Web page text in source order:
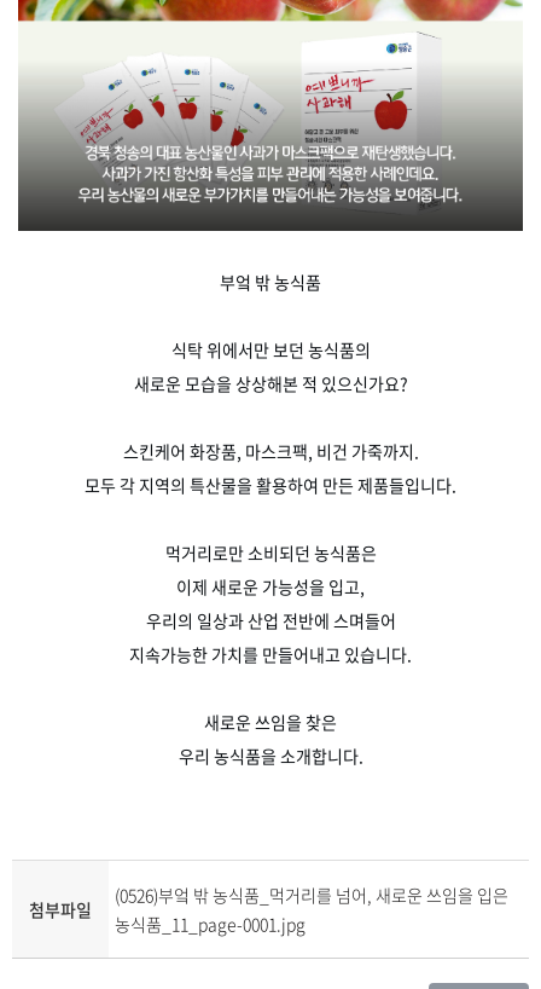
부엌 밖 농식품
식탁 위에서만 보던 농식품의
새로운 모습을 상상해본 적 있으신가요?
스킨케어 화장품, 마스크팩, 비건 가죽까지.
모두 각 지역의 특산물을 활용하여 만든 제품들입니다.
먹거리로만 소비되던 농식품은
이제 새로운 가능성을 입고,
우리의 일상과 산업 전반에 스며들어
지속가능한 가치를 만들어내고 있습니다.
새로운 쓰임을 찾은
우리 농식품을 소개합니다.
첨부파일
(0526)부엌 밖 농식품_먹거리를 넘어, 새로운 쓰임을 입은
농식품_11_page-0001.jpg